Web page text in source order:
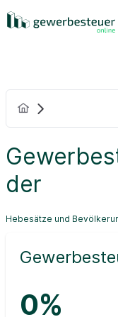
der
Hebesätze und
0%